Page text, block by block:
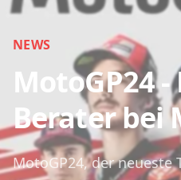
NEWS
MotoGP24
Berater bei
MotoGP24, der neueste